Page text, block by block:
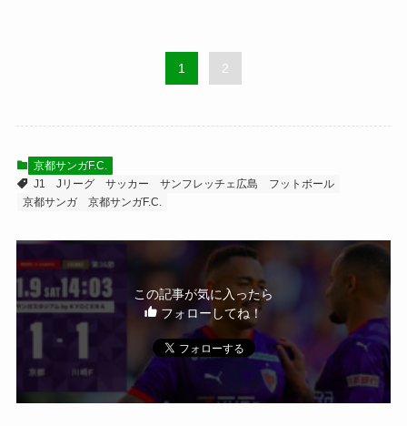
1 2
京都サンガF.C.
J1
Jリーグ サッカー サンフレッチェ広島
フットボール
京都サンガ
京都サンガF.C.
この記事が気に入ったら
フォローしてね！